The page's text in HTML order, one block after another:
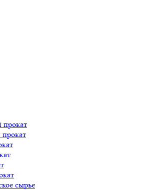
сырье